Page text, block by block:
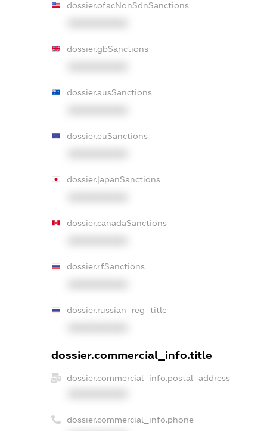
dossier.ofacNonSdnSanctions
dossier.gbSanctions
dossier.ausSanctions
dossier.euSanctions
dossier.japanSanctions
dossier.canadaSanctions
dossier.rfSanctions
dossier.russian_reg_title
dossier.commercial_info.title
dossier.commercial_info.postal_address
dossier.commercial_info.phone